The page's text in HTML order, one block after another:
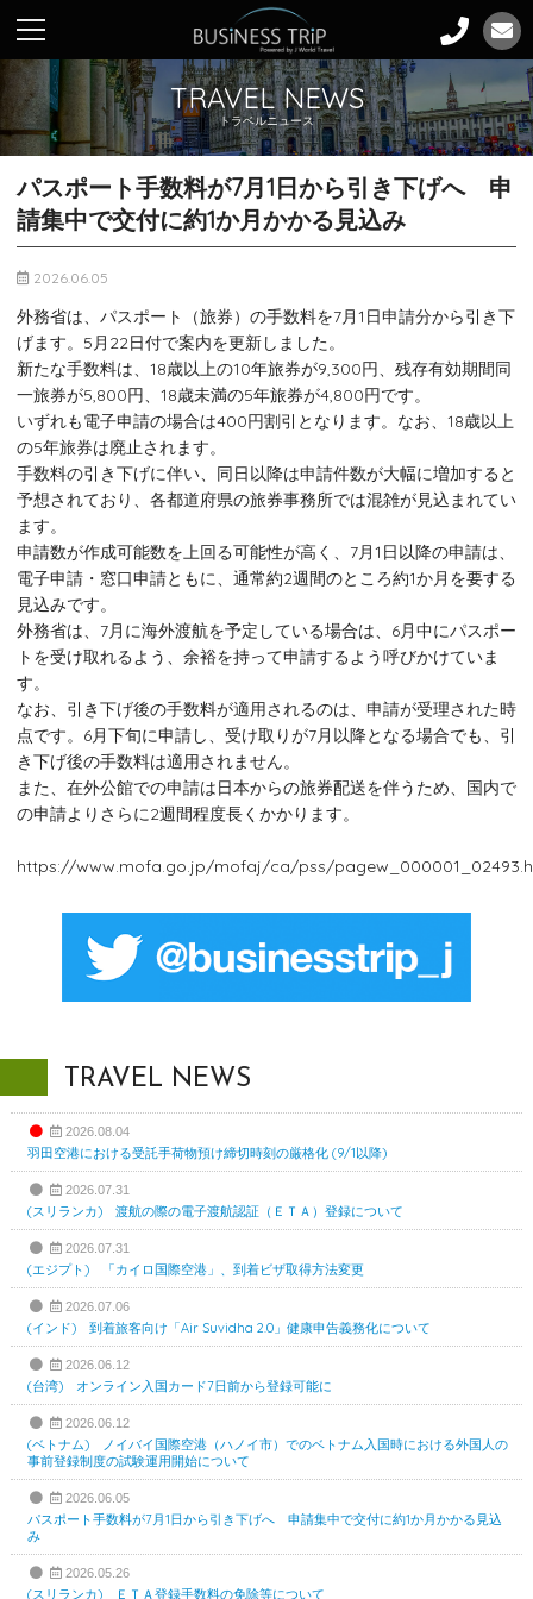
TRAVEL NEWS
トラベルニュース
パスポート手数料が7月1日から引き下げへ 申
請集中で交付に約1か月かかる見込み
2026.06.05
外務省は、パスポート（旅券）の手数料を7月1日申請分から引き下
げます。5月22日付で案内を更新しました。
新たな手数料は、18歳以上の10年旅券が9,300円、残存有効期間同
一旅券が5,800円、18歳未満の5年旅券が4,800円です。
いずれも電子申請の場合は400円割引となります。なお、18歳以上
の5年旅券は廃止されます。
手数料の引き下げに伴い、同日以降は申請件数が大幅に増加すると
予想されており、各都道府県の旅券事務所では混雑が見込まれてい
ます。
申請数が作成可能数を上回る可能性が高く、7月1日以降の申請は、
電子申請・窓口申請ともに、通常約2週間のところ約1か月を要する
見込みです。
外務省は、7月に海外渡航を予定している場合は、6月中にパスポー
トを受け取れるよう、余裕を持って申請するよう呼びかけていま
す。
なお、引き下げ後の手数料が適用されるのは、申請が受理された時
点です。6月下旬に申請し、受け取りが7月以降となる場合でも、引
き下げ後の手数料は適用されません。
また、在外公館での申請は日本からの旅券配送を伴うため、国内で
の申請よりさらに2週間程度長くかかります。
https://www.mofa.go.jp/mofaj/ca/pss/
TRAVEL NEWS
2026.08.04
羽田空港における受託手荷物預け締切時刻の厳格化 (9/1以降)
2026.07.31
(スリランカ) 渡航の際の電子渡航認証（ＥＴＡ）登録について
2026.07.31
(エジプト) 「カイロ国際空港」、到着ビザ取得方法変更
2026.07.06
(インド) 到着旅客向け「Air Suvidha 2.0」健康申告義務化について
2026.06.12
(台湾) オンライン入国カード7日前から登録可能に
2026.06.12
(ベトナム) ノイバイ国際空港（ハノイ市）でのベトナム入国時における外国人の
事前登録制度の試験運用開始について
2026.06.05
パスポート手数料が7月1日から引き下げへ 申請集中で交付に約1か月かかる見込
み
2026.05.26
(スリランカ) ＥＴＡ登録手数料の免除等について